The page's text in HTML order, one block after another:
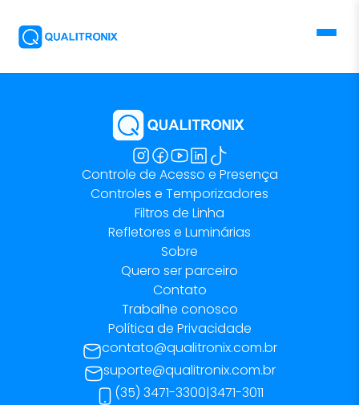
Controle de Acesso e Presença
Controles e Temporizadores
Filtros de Linha
Refletores e Luminárias
Sobre
Quero ser parceiro
Contato
Trabalhe conosco
Política de Privacidade
contato@qualitronix.com.br
suporte@qualitronix.com.br
(35) 3471-3300|3471-3011